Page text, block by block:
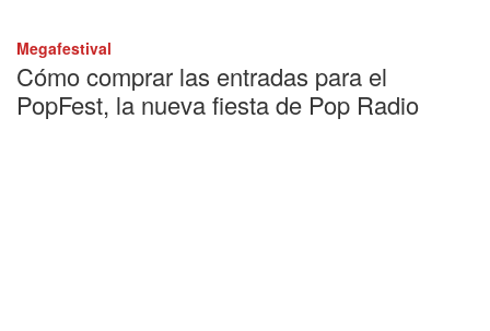
Megafestival
Cómo comprar las entradas para el
PopFest, la nueva fiesta de Pop Radio